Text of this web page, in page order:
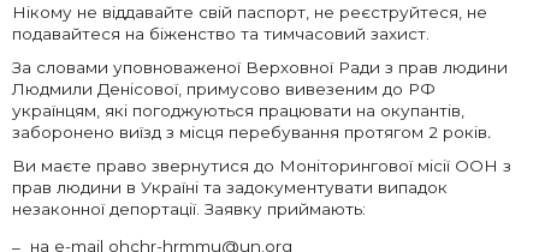
Нікому не віддавайте свій паспорт, не реєструйтеся, не
подавайтеся на біженство та тимчасовий захист.
За словами уповноваженої Верховної Ради з прав людини
Людмили Денісової, примусово вивезеним до РФ
українцям, які погоджуються працювати на окупантів,
заборонено виїзд з місця перебування протягом 2 років.
Ви маєте право звернутися до Моніторингової місії ООН з
прав людини в Україні та задокументувати випадок
незаконної депортації. Заявку приймають:
на e-mail ohchr-hrmmu@un.org